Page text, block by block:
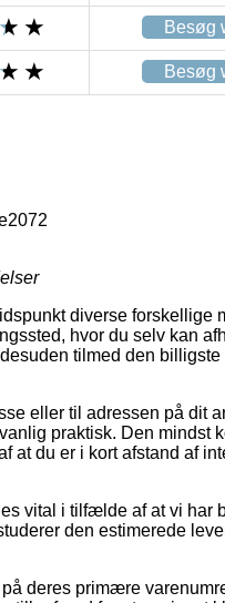
Besøg
Besøg
diverse forskellige
hvor du selv kan
tilmed den
eller til adressen på dit
praktisk. Den mindst
at du er i kort afstand af
vital i tilfælde af at vi har
den estimerede
deres primære